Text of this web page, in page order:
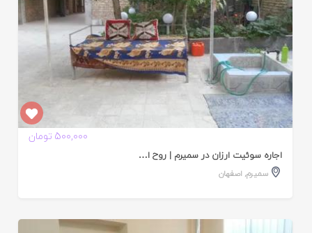
500,000 تومان
اجاره سوئیت ارزان در سمیرم | روح ا…
سمیرم, اصفهان